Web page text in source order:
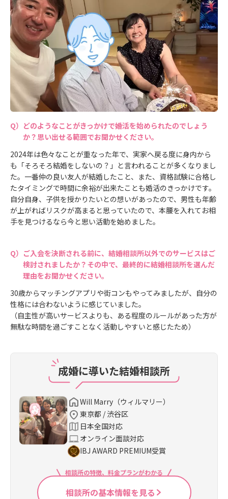
どのようなことがきっかけで婚活を始められたのでしょう
か？思い出せる範囲でお聞かせください。
2024年は色々なことが重なった年で、実家へ戻る度に身内から
も「そろそろ結婚をしないの？」と言われることが多くなりまし
た。一番仲の良い友人が結婚したこと、また、資格試験に合格し
たタイミングで時間に余裕が出来たことも婚活のきっかけです。
自分自身、子供を授かりたいとの想いがあったので、男性も年齢
が上がればリスクが高まると思っていたので、本腰を入れてお相
手を見つけるなら今と思い活動を始めました。
ご入会を決断される前に、結婚相談所以外でのサービスはご
検討されましたか？その中で、最終的に結婚相談所を選んだ
理由をお聞かせください。
30歳からマッチングアプリや街コンもやってみましたが、自分の
性格には合わないように感じていました。
（自主性が高いサービスよりも、ある程度のルールがあった方が
無駄な時間を過ごすことなく活動しやすいと感じたため）
成婚に導いた結婚相談所
Will Marry（ウィルマリー）
東京都 / 渋谷区
日本全国対応
オンライン面談対応
IBJ AWARD PREMIUM受賞
相談所の特徴、料金プランがわかる
相談所の基本情報を見る